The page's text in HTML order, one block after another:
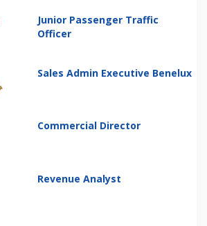
Junior Passenger Traffic
Officer
Sales Admin Executive Benelux
Commercial Director
Revenue Analyst